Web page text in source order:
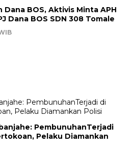
BOS, Aktivis Minta APH
Dana BOS SDN 308 Tomale
PembunuhanTerjadi
Pelaku Diamankan